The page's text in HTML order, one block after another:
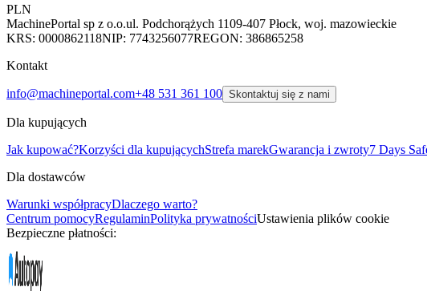
PLN
MachinePortal sp z o.o.ul. Podchorążych 1109-407 Płock, woj. mazowieckie
KRS: 0000862118NIP: 7743256077REGON: 386865258
Kontakt
info@machineportal.com+48 531 361 100 Skontaktuj się z nami
Dla kupujących
Jak kupować?Korzyści dla kupującychStrefa marekGwarancja i zwroty7 Days
Dla dostawców
Warunki współpracyDlaczego warto?
Centrum pomocyRegulaminPolityka prywatnościUstawienia plików cookie
Bezpieczne płatności: